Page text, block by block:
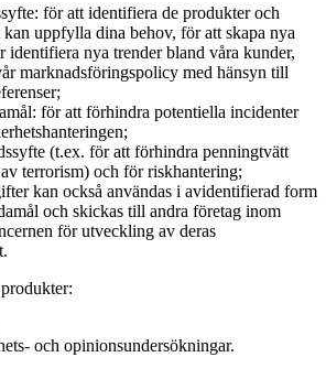
för att identifiera de produkter och
kan uppfylla dina behov, för att skapa nya
identifiera nya trender bland våra kunder,
marknadsföringspolicy med hänsyn till
för att förhindra potentiella incidenter
(t.ex. för att förhindra penningtvätt
terrorism) och för riskhantering;
kan också användas i avidentifierad form
och skickas till andra företag inom
för utveckling av deras
och opinionsundersökningar.